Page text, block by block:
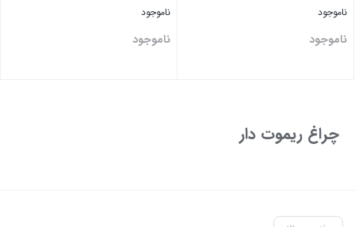
ناموجود
ناموجود
ناموجود
ناموجود
چراغ ریموت دار